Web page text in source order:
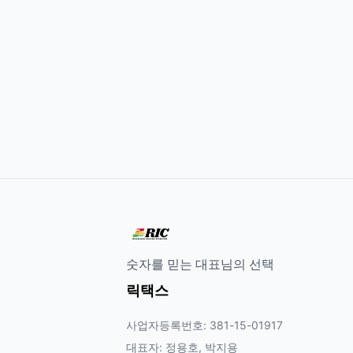
숫자를 믿는 대표님의 선택
릭택스
사업자등록번호: 381-15-01917
대표자: 정용호, 박지용